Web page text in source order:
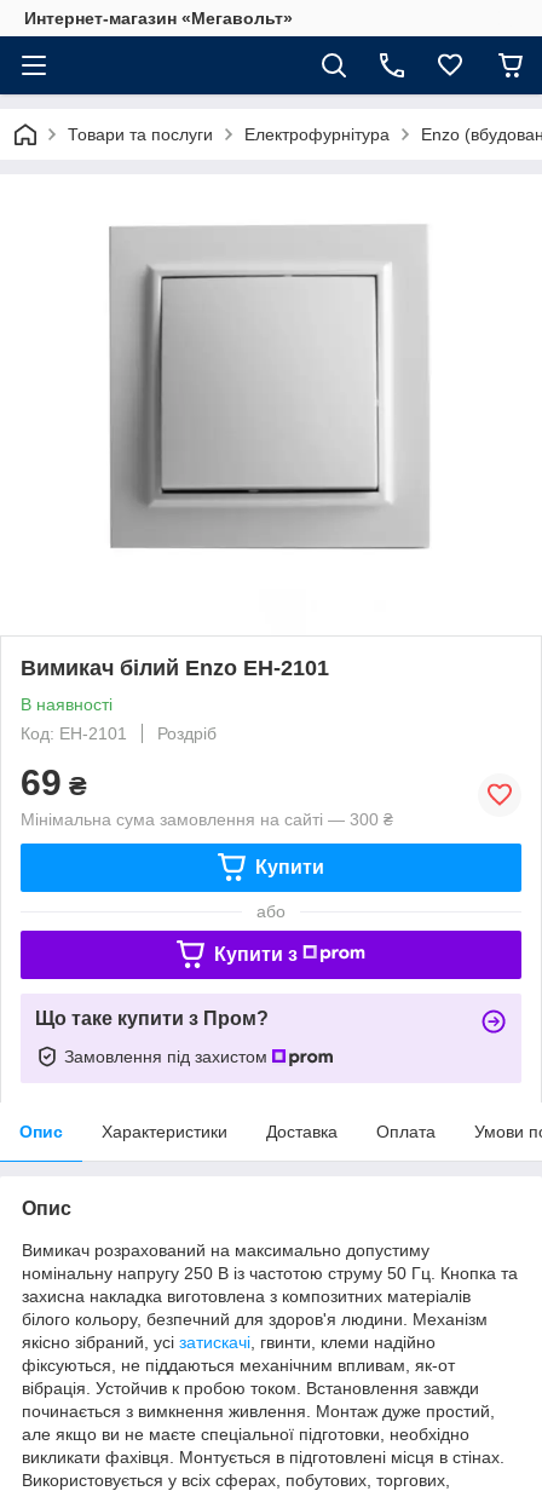
Интернет-магазин «Мегавольт»
Товари та послуги Електрофурнітура Enzo
Вимикач білий Enzo EH-2101
В наявності
Код: EH-2101
Роздріб
69 ₴
Мінімальна сума замовлення на сайті — 300 ₴
Купити
або
Купити з
Що таке купити з Пром?
Замовлення під захистом
Опис Характеристики Доставка Оплата Умови
Опис
Вимикач розрахований на максимально допустиму
номінальну напругу 250 В із частотою струму 50 Гц. Кнопка та
захисна накладка виготовлена з композитних матеріалів
білого кольору, безпечний для здоров'я людини. Механізм
якісно зібраний, усі затискачі , гвинти, клеми надійно
фіксуються, не піддаються механічним впливам, як-от
вібрація. Устойчив к пробою током. Встановлення завжди
починається з вимкнення живлення. Монтаж дуже простий,
але якщо ви не маєте спеціальної підготовки, необхідно
викликати фахівця. Монтується в підготовлені місця в стінах.
Використовується у всіх сферах, побутових, торгових,